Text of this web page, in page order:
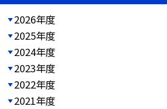
2026年度
2025年度
2024年度
2023年度
2022年度
2021年度